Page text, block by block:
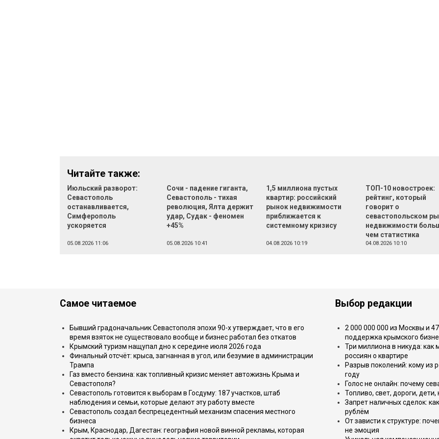
Читайте также:
Июльский разворот:
Севастополь
останавливается,
Симферополь
ускоряется
05.08.2026 11:06
Сочи - падение гиганта,
Севастополь - тихая
революция, Ялта держит
удар, Судак - феномен
+45%
05.08.2026 10:41
1,5 миллиона пустых
квартир: российский
рынок недвижимости
приближается к
системному кризису
04.08.2026 10:19
ТОП-10 новостроек:
рейтинг, который
говорит о
севастопольском
недвижимости
чем статистика
04.08.2026 10:10
Самое читаемое
Бывший градоначальник Севастополя эпохи 90-х утверждает, что в его
время взяток не существовало вообще и бизнес работал без откатов
Крымский туризм нащупал дно к середине июля 2026 года
Финальный отсчёт: крыса, загнанная в угол, или безумие в администрации
Трампа
Газ вместо бензина: как топливный кризис меняет автожизнь Крыма и
Севастополя?
Севастополь готовится к выборам в Госдуму: 187 участков, штаб
наблюдения и семьи, которые делают эту работу вместе
Севастополь создал беспрецедентный механизм спасения местного
бизнеса
Крым, Краснодар, Дагестан: география новой винной рекламы, которая
Выбор редакции
2 000 000 000 из Москвы и
поддержка крымского
Три миллиона в никуда:
россиян о квартире
Разрыв поколений: кому из
году
Голос не онлайн: почему
Топливо, свет, дороги,
Запрет наличных сделок:
рублём
От зависти к структуре:
не эмоция